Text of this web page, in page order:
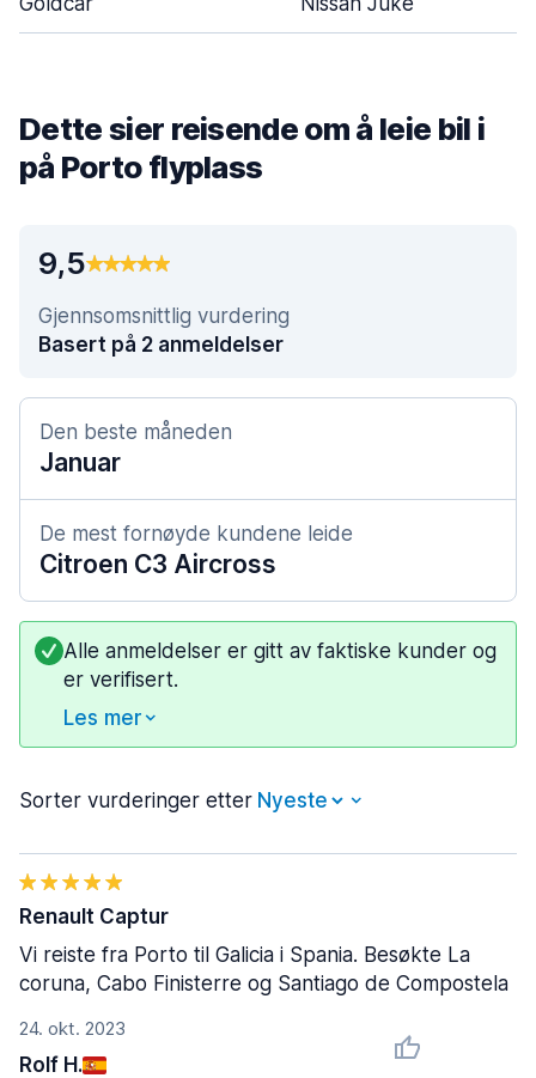
Dette sier reisende om å leie bil i
på Porto flyplass
9,5
Gjennsomsnittlig vurdering
Basert på 2 anmeldelser
Den beste måneden
Januar
De mest fornøyde kundene leide
Citroen C3 Aircross
Alle anmeldelser er gitt av faktiske kunder og
er verifisert.
Les mer
Sorter vurderinger etter
24. okt. 2023
Rolf H.
Renault Captur
Vi reiste fra Porto til Galicia i Spania. Besøkte La
coruna, Cabo Finisterre og Santiago de Compostela